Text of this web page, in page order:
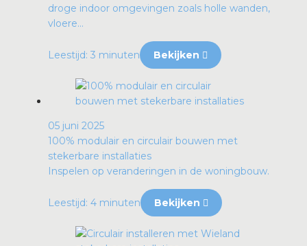
droge indoor omgevingen zoals holle wanden,
vloere...
Leestijd: 3 minuten Bekijken
05 juni 2025
100% modulair en circulair bouwen met
stekerbare installaties
Inspelen op veranderingen in de woningbouw.
Leestijd: 4 minuten Bekijken